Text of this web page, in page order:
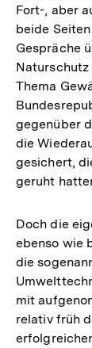
Fort-, aber
beide
Gespräche
Thema
gegenüber
die
gesichert,
geruht
Doch die
ebenso wie
die
mit
relativ früh